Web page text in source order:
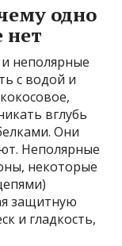
одно
нет
неполярные
с водой и
вглубь
Они
Неполярные
некоторые
защитную
и гладкость,